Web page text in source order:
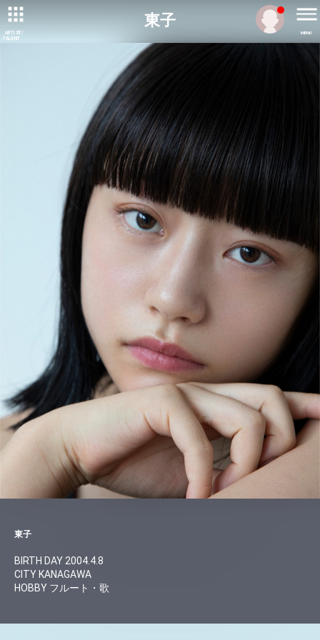
ARTIST/
TALENT
MENU
東子
東子
BIRTH DAY 2004.4.8
CITY KANAGAWA
HOBBY フルート・歌